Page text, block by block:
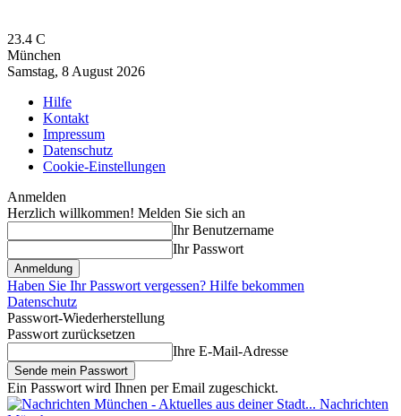
23.4 C
München
Samstag, 8 August 2026
Hilfe
Kontakt
Impressum
Datenschutz
Cookie-Einstellungen
Anmelden
Herzlich willkommen! Melden Sie sich an
Ihr Benutzername
Ihr Passwort
Haben Sie Ihr Passwort vergessen? Hilfe bekommen
Datenschutz
Passwort-Wiederherstellung
Passwort zurücksetzen
Ihre E-Mail-Adresse
Ein Passwort wird Ihnen per Email zugeschickt.
Nachrichten